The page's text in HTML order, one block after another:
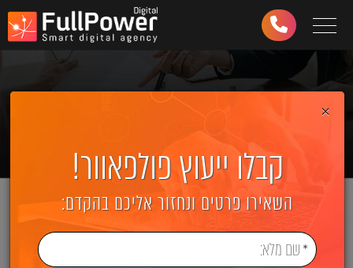
Toggle navigation
03-
6499-
997 ×
קבלו ייעוץ פולפאוור!
השאירו פרטים ונחזור אליכם בהקדם: